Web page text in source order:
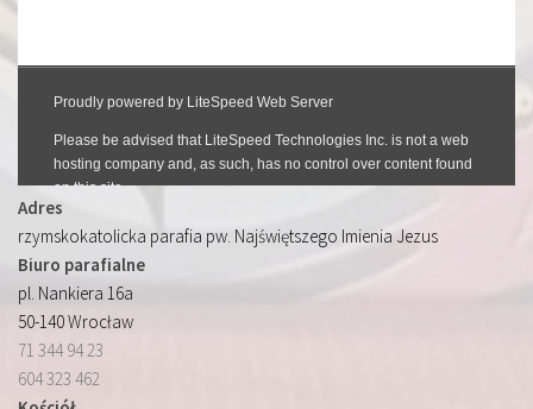
Adres
rzymskokatolicka parafia pw. Najświętszego Imienia Jezus
Biuro parafialne
pl. Nankiera 16a
50-140 Wrocław
71 344 94 23
604 323 462